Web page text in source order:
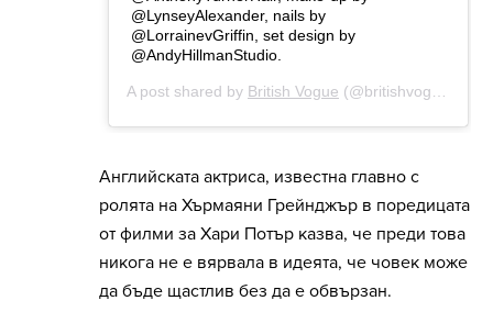
Английската актриса, известна главно с
ролята на Хърмаяни Грейнджър в поредицата
от филми за Хари Потър казва, че преди това
никога не е вярвала в идеята, че човек може
да бъде щастлив без да е обвързан.